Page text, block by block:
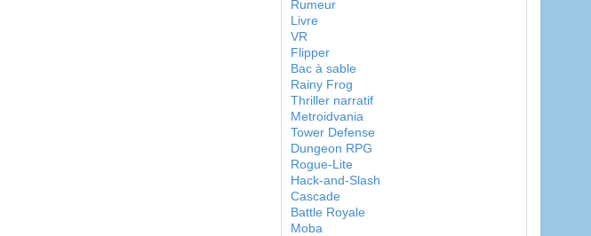
Rumeur
Livre
VR
Flipper
Bac à sable
Rainy Frog
Thriller narratif
Metroidvania
Tower Defense
Dungeon RPG
Rogue-Lite
Hack-and-Slash
Cascade
Battle Royale
Moba